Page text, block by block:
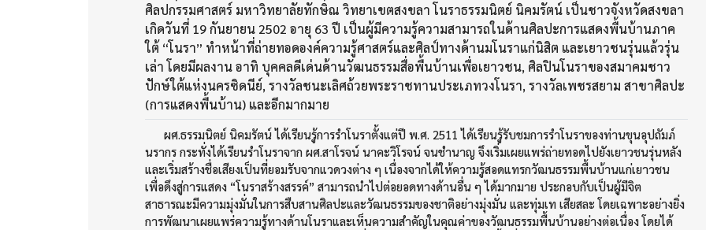
ศิลปกรรมศาสตร์ มหาวิทยาลัยทักษิณ วิทยาเขตสงขลา โนราธรรมนิตย์ นิคมรัตน์ เป็นชาวจังหวัดสงขลา
เกิดวันที่ 19 กันยายน 2502 อายุ 63 ปี เป็นผู้มีความรู้ความสามารถในด้านศิลปะการแสดงพื้นบ้านภาค
ใต้ “โนรา” ทำหน้าที่ถ่ายทอดองค์ความรู้ศาสตร์และศิลป์ทางด้านมโนราแก่นิสิต และเยาวชนรุ่นแล้วรุ่น
เล่า โดยมีผลงาน อาทิ บุคคลดีเด่นด้านวัฒนธรรมสื่อพื้นบ้านเพื่อเยาวชน, ศิลปินโนราของสมาคมชาว
ปักษ์ใต้แห่งนครซิดนีย์, รางวัลชนะเลิศถ้วยพระราชทานประเภทวงโนรา, รางวัลเพชรสยาม สาขาศิลปะ
(การแสดงพื้นบ้าน) และอีกมากมาย
ผศ.ธรรมนิตย์ นิคมรัตน์ ได้เรียนรู้การรำโนราตั้งแต่ปี พ.ศ. 2511 ได้เรียนรู้รับชมการรำโนราของท่านขุนอุปถัมภ์
นรากร กระทั่งได้เรียนรำโนราจาก ผศ.สาโรจน์ นาคะวิโรจน์ จนชำนาญ จึงเริ่มเผยแพร่ถ่ายทอดไปยังเยาวชนรุ่นหลัง
และเริ่มสร้างชื่อเสียงเป็นที่ยอมรับจากแวดวงต่าง ๆ เนื่องจากได้ให้ความรู้สอดแทรกวัฒนธรรมพื้นบ้านแก่เยาวชน
เพื่อดึงสู่การแสดง “โนราสร้างสรรค์” สามารถนำไปต่อยอดทางด้านอื่น ๆ ได้มากมาย ประกอบกับเป็นผู้มีจิต
สาธารณะมีความมุ่งมั่นในการสืบสานศิลปะและวัฒนธรรมของชาติอย่างมุ่งมั่น และทุ่มเท เสียสละ โดยเฉพาะอย่างยิ่ง
การพัฒนาเผยแพร่ความรู้ทางด้านโนราและเห็นความสำคัญในคุณค่าของวัฒนธรรมพื้นบ้านอย่างต่อเนื่อง โดยได้